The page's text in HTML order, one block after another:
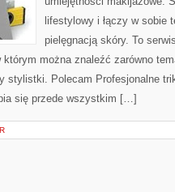
lifestylowy i łączy w sobie
pielęgnacją skóry. To
którym można znaleźć zarówno
stylistki. Polecam Profesjonalne
się przede wszystkim […]